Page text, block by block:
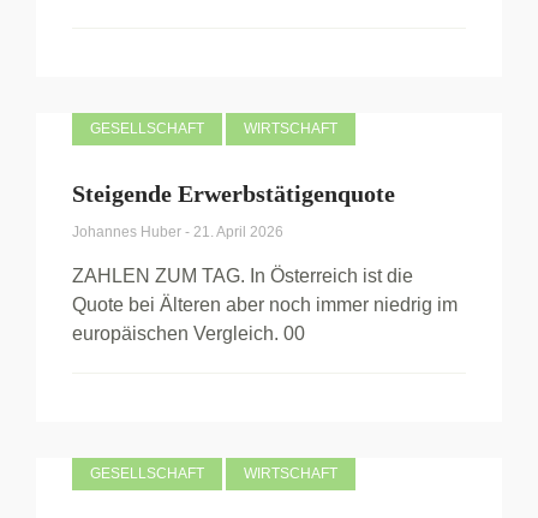
GESELLSCHAFT WIRTSCHAFT
Steigende Erwerbstätigenquote
Johannes Huber - 21. April 2026
ZAHLEN ZUM TAG. In Österreich ist die
Quote bei Älteren aber noch immer niedrig im
europäischen Vergleich. 00
GESELLSCHAFT WIRTSCHAFT